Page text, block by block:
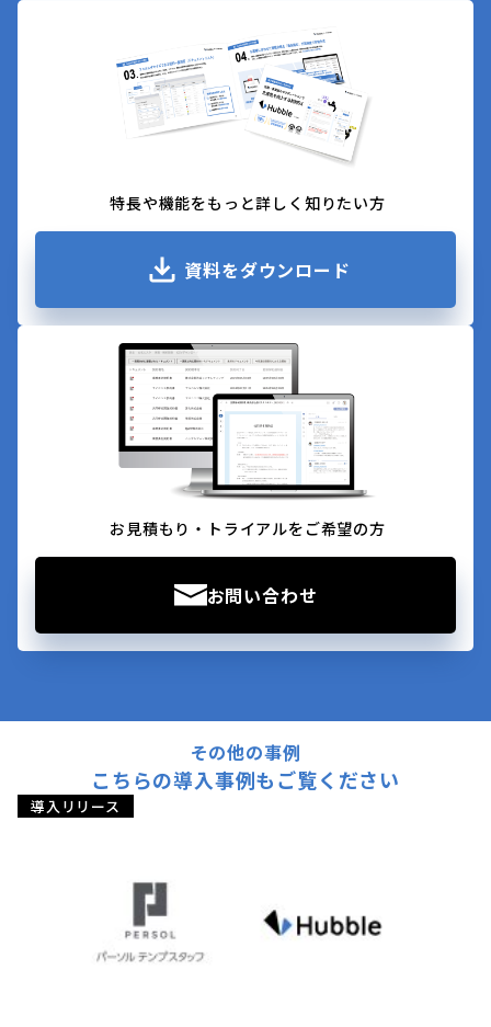
特長や機能をもっと詳しく知りたい方
資料をダウンロード
お見積もり・トライアルをご希望の方
お問い合わせ
その他の事例
こちらの導入事例もご覧ください
導入リリース